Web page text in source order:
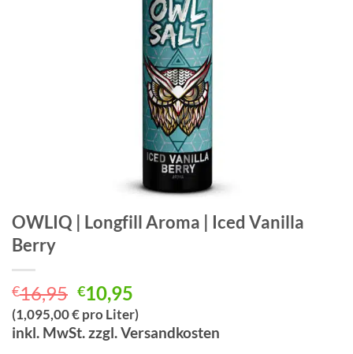
OWLIQ | Longfill Aroma | Iced Vanilla
Berry
€16,95 Ursprünglicher
Preis
war:
€10,95
Preis
ist:
(1,095,00 € pro Liter)
inkl. MwSt. zzgl. Versandkosten